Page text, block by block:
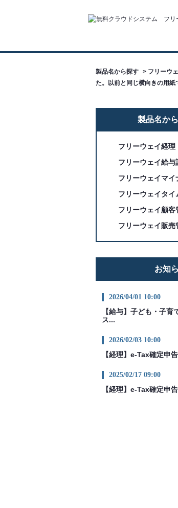
製品名から探す > フリーウ
た。以前と同じ横向きの用紙
製品名か
フリーウェイ経理
フリーウェイ給与
フリーウェイマイ
フリーウェイタイ
フリーウェイ顧客
フリーウェイ販売
お知
2026/04/01 10:00
【給与】子ども・子育
ス...
2026/02/03 10:00
【経理】e-Tax確定申
2025/02/17 09:00
【経理】e-Tax確定申